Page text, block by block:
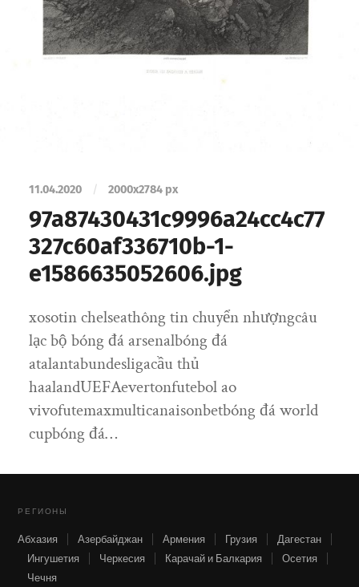
11.04.2020 / 2000x2784 px
97a87430431c9996a24cc4c77
327c60af336710b-1-
e1586635052606.jpg
xosotin chelseathông tin chuyển nhượngcâu
lạc bộ bóng đá arsenalbóng đá
atalantabundesligacầu thủ
haalandUEFAevertonfutebol ao
vivofutemaxmulticanaisonbetbóng đá world
cupbóng đá…
РЕГИОНЫ
Абхазия Азербайджан Армения Грузия
Дагестан
Ингушетия
Черкесия Карачай и Балкария
Осетия
Чечня